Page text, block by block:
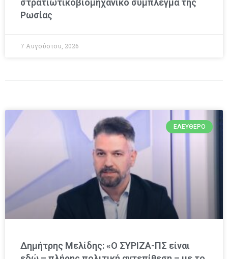
Ρωσίας
7 Αυγούστου, 2026
ΕΛΕΎΘΕΡΟ
Δημήτρης Μελίδης: «Ο ΣΥΡΙΖΑ-ΠΣ είναι